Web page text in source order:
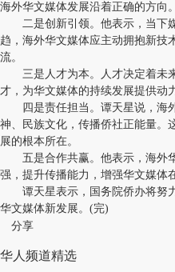
海外华文媒体发展沿着正确的方向。
二是创新引领。他表示，当下
趋，海外华文媒体应主动拥抱新技
流。
三是人才为本。人才决定着未
才，为华文媒体的持续发展提供动
四是责任担当。谭天星说，海
神、民族文化，传播侨社正能量。
展的根本所在。
五是合作共赢。他表示，海外
强，提升传播能力，增强华文媒体
谭天星表示，国务院侨办将努
华文媒体新发展。(完)
分享
华人频道精选